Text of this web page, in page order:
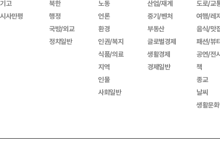
기고
시사만평
북한
행정
국방/외교
정치일반
노동
언론
환경
인권/복지
식품/의료
지역
인물
사회일반
산업/재계
중기/벤처
부동산
글로벌경제
생활경제
경제일반
도로/교
여행/레
음식/맛
패션/뷰
공연/전
책
종교
날씨
생활문